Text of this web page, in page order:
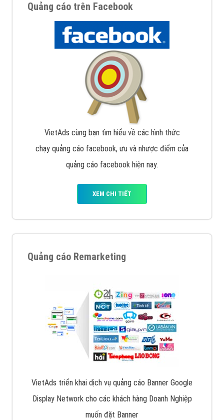
Quảng cáo trên Facebook
VietAds cùng bạn tìm hiểu về các hình thức
chạy quảng cáo facebook, ưu và nhược điểm của
quảng cáo facebook hiện nay.
XEM CHI TIẾT
Quảng cáo Remarketing
VietAds triển khai dịch vụ quảng cáo Banner Google
Display Network cho các khách hàng Doanh Nghiệp
muốn đặt Banner